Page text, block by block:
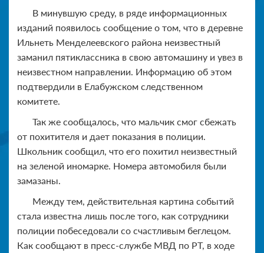
В минувшую среду, в ряде информационных
изданий появилось сообщение о том, что в деревне
Ильнеть Менделеевского района неизвестный
заманил пятиклассника в свою автомашину и увез в
неизвестном направлении. Информацию об этом
подтвердили в Елабужском следственном
комитете.
Так же сообщалось, что мальчик смог сбежать
от похитителя и дает показания в полиции.
Школьник сообщил, что его похитил неизвестный
на зеленой иномарке. Номера автомобиля были
замазаны.
Между тем, действительная картина событий
стала известна лишь после того, как сотрудники
полиции побеседовали со счастливым беглецом.
Как сообщают в пресс-службе МВД по РТ, в ходе